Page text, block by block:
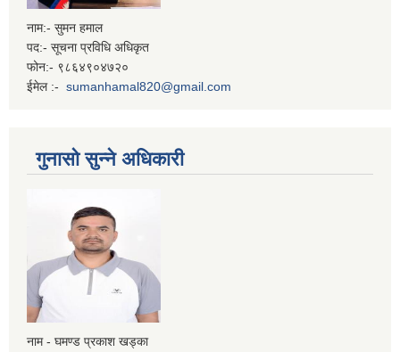
नाम:- सुमन हमाल
पद:- सूचना प्रविधि अधिकृत
फोन:- ९८६४९०४७२०
ईमेल :- sumanhamal820@gmail.com
गुनासो सुन्ने अधिकारी
नाम - घमण्ड प्रकाश खड्का